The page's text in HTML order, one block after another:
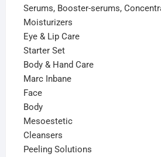
Serums, Booster-serums,
Moisturizers
Eye & Lip Care
Starter Set
Body & Hand Care
Marc Inbane
Face
Body
Mesoestetic
Cleansers
Peeling Solutions